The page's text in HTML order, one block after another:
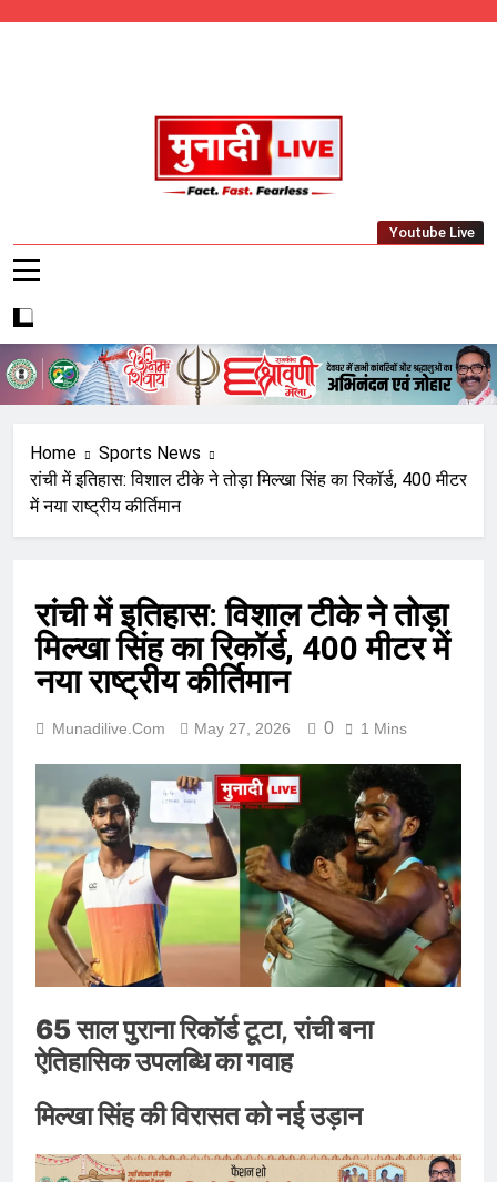
Munadi Live – Jharkhand's Leading Local
Youtube Live
Home
Sports News
रांची में इतिहास: विशाल टीके ने तोड़ा मिल्खा सिंह का रिकॉर्ड, 400 मीटर
में नया राष्ट्रीय कीर्तिमान
रांची में इतिहास: विशाल टीके ने तोड़ा
मिल्खा सिंह का रिकॉर्ड, 400 मीटर में
नया राष्ट्रीय कीर्तिमान
Munadilive.com May 27, 2026 0 1 Mins
65 साल पुराना रिकॉर्ड टूटा,रांची बना
ऐतिहासिक उपलब्धि का गवाह
मिल्खा सिंह की विरासत को नई उड़ान